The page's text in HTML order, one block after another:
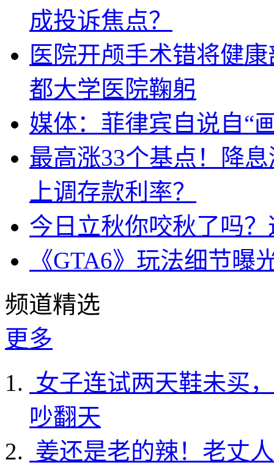
成投诉焦点？
医院开颅手术错将健
都大学医院鞠躬
媒体：菲律宾自说自“
最高涨33个基点！降
上调存款利率？
今日立秋你咬秋了吗
《GTA6》玩法细节
频道精选
更多
女子连试两天鞋未买
吵翻天
姜还是老的辣！老丈